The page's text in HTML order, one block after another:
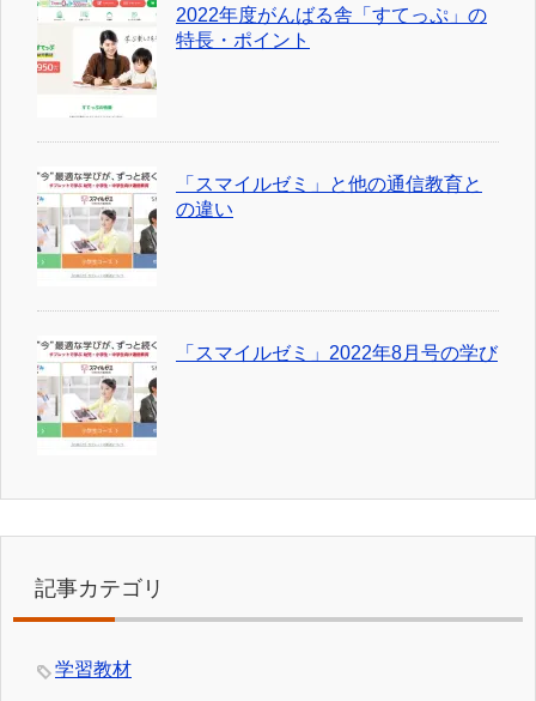
2022年度がんばる舎「すてっぷ」の
特長・ポイント
「スマイルゼミ」と他の通信教育と
の違い
「スマイルゼミ」2022年8月号の学び
記事カテゴリ
学習教材